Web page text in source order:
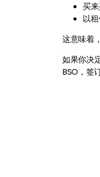
买来
以租
这意味着
如果你决
BSO，签